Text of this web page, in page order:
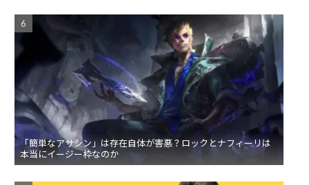
「簡単なアサシン」は存在自体が害悪？ロックとナフィーリは
本当にイージー枠なのか